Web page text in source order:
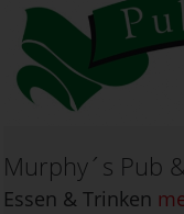
Murphy´s Pub
Essen & Trinken